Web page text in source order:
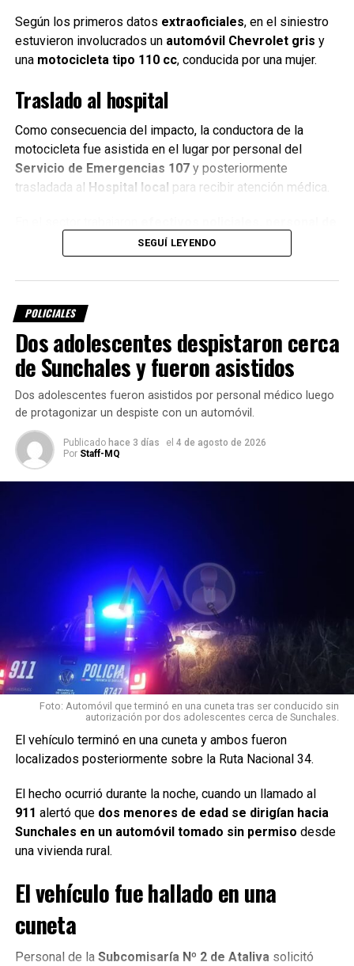
Según los primeros datos extraoficiales, en el siniestro
estuvieron involucrados un automóvil Chevrolet gris y
una motocicleta tipo 110 cc, conducida por una mujer.
Traslado al hospital
Como consecuencia del impacto, la conductora de la
motocicleta fue asistida en el lugar por personal del
Servicio de Emergencias 107y posteriormente
trasladada al Hospital local para recibir atención médica.
la Guardia Urbana Sunchales y el servicio de
emergencias, mientras se desarrollaban las actuaciones
correspondientes.
Información en desarrollo
Por el momento,no se conocen oficialmente las
circunstancias en las que ocurrió el choque ni el
diagnóstico de la mujer trasladada
Móvil Quiquecontinuaremos informando a medida
que se conozcan nuevos datos oficiales.
Por Móvil Quique
SEGUÍ LEYENDO
POLICIALES
Dos adolescentes despistaron cerca
de Sunchales y fueron asistidos
Dos adolescentes fueron asistidos por personal médico luego
de protagonizar un despiste con un automóvil.
Publicado hace 3 días el 4 de agosto de 2026
Por Staff-MQ
Foto: Automóvil que terminó en una cuneta tras ser conducido sin
autorización por dos adolescentes cerca de Sunchales.
El vehículo terminó en una cuneta y ambos fueron
localizados posteriormente sobre la Ruta Nacional 34.
El hecho ocurrió durante la noche, cuando un llamado al
911 alertó que dos menores de edad se dirigían hacia
Sunchales en un automóvil tomado sin permiso desde
una vivienda rural.
El vehículo fue hallado en una
cuneta
Personal de la Subcomisaría Nº 2 de Ataliva solicitó